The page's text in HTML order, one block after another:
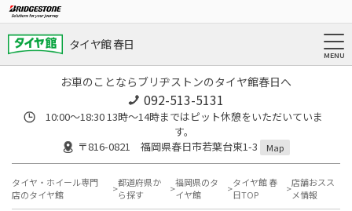
タイヤ館 春日
お車のことならブリヂストンのタイヤ館春日へ
092-513-5131
10:00～18:30 13時〜14時まではピット休憩をいただいていま
す。
〒816-0821 福岡県春日市若葉台東1-3
Map
タイヤ・ホイール専門
店のタイヤ館
都道府県か
ら探す
福岡県のタ
イヤ館
タイヤ館 春
日TOP
店舗おスス
メ情報